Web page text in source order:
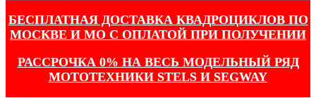
БЕСПЛАТНАЯ ДОСТАВКА КВАДРОЦИКЛОВ ПО
МОСКВЕ И МО С ОПЛАТОЙ ПРИ ПОЛУЧЕНИИ
РАССРОЧКА 0% НА ВЕСЬ МОДЕЛЬНЫЙ РЯД
МОТОТЕХНИКИ STELS И SEGWAY